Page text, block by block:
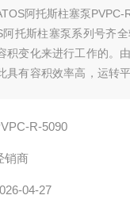
阿托斯柱塞泵PVPC-
阿托斯柱塞泵系列号齐
积变化来进行工作的。
具有容积效率高，运转
R-5090
销商
04-27